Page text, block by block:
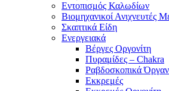
Εντοπισμός Καλωδίων
Βιομηχανικοί Ανιχνευτές
Σκαπτικά Είδη
Ενεργειακά
Βέργες Οργονίτη
Πυραμίδες – Chakra
Ραβδοσκοπικά
Εκκρεμές